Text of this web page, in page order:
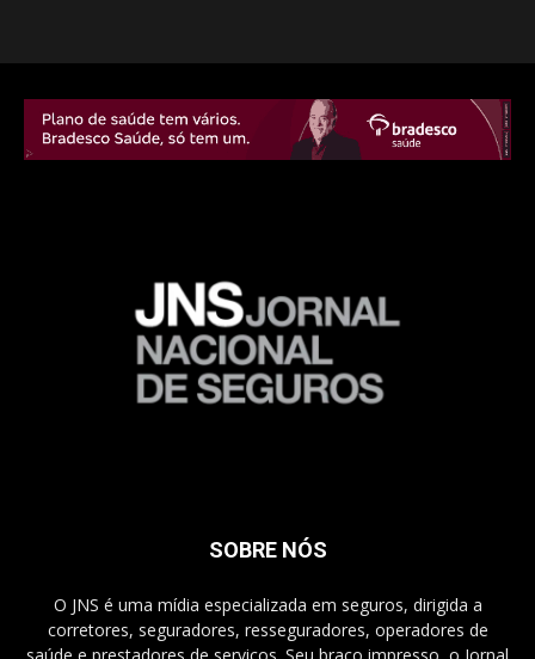
SOBRE NÓS
O JNS é uma mídia especializada em seguros, dirigida a
corretores, seguradores, resseguradores, operadores de